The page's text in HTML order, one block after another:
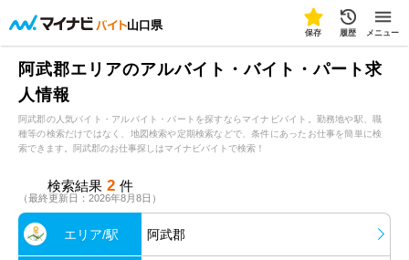
山口県
保存 履歴 メニュー
阿武郡エリアのアルバイト・バイト・パート求
人情報
阿武郡の人気バイト・アルバイト・パートを探すならマイナビバイト。勤務地や駅、職
種等の検索だけではなく、地図検索や定期検索などで、条件にあったお仕事を簡単に検
索できます。阿武郡のお仕事探しはマイナビバイトで検索！
検索結果 2 件
（最終更新日：2026年8月8日）
エリア/駅 阿武郡